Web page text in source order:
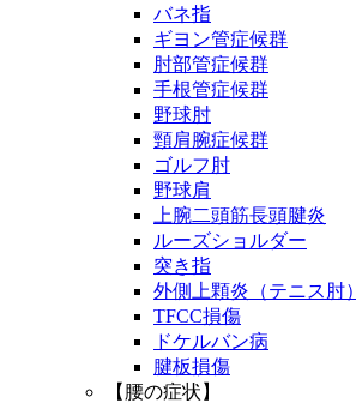
バネ指
ギヨン管症候群
肘部管症候群
手根管症候群
野球肘
頸肩腕症候群
ゴルフ肘
野球肩
上腕二頭筋長頭腱炎
ルーズショルダー
突き指
外側上顆炎（テニス肘）
TFCC損傷
ドケルバン病
腱板損傷
【腰の症状】